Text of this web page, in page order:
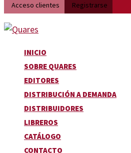
Acceso clientes Registrarse
INICIO
SOBRE QUARES
EDITORES
DISTRIBUCIÓN A DEMANDA
DISTRIBUIDORES
LIBREROS
CATÁLOGO
CONTACTO